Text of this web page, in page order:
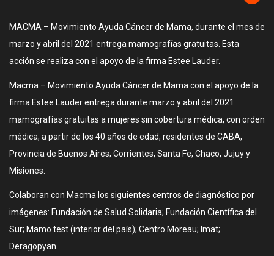
MACMA – Movimiento Ayuda Cáncer de Mama, durante el mes de
marzo y abril del 2021 entrega mamografías gratuitas. Esta
acción se realiza con el apoyo de la firma Estee Lauder.
Macma – Movimiento Ayuda Cáncer de Mama con el apoyo de la
firma Estee Lauder entrega durante marzo y abril del 2021
mamografías gratuitas a mujeres sin cobertura médica, con orden
médica, a partir de los 40 años de edad, residentes de CABA,
Provincia de Buenos Aires; Corrientes, Santa Fe, Chaco, Jujuy y
Misiones.
Colaboran con Macma los siguientes centros de diagnóstico por
imágenes: Fundación de Salud Solidaria; Fundación Científica del
Sur; Mamo test (interior del país); Centro Moreau; Imat;
Deragopyan.